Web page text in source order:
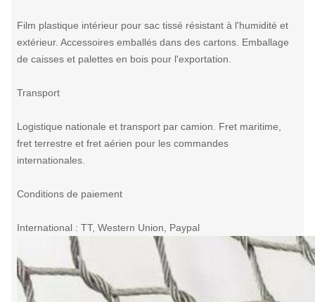
Film plastique intérieur pour sac tissé résistant à l'humidité et
extérieur. Accessoires emballés dans des cartons. Emballage
de caisses et palettes en bois pour l'exportation.
Transport
Logistique nationale et transport par camion. Fret maritime,
fret terrestre et fret aérien pour les commandes
internationales.
Conditions de paiement
International : TT, Western Union, Paypal